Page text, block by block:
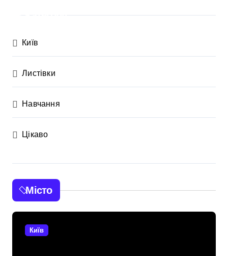
Київ
Листівки
Навчання
Цікаво
Місто
Київ